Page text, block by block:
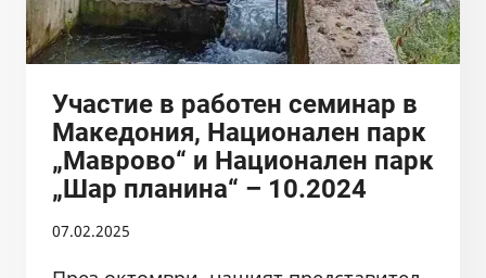
Участие в работен семинар в
Македония, Национален парк
„Маврово“ и Национален парк
„Шар планина“ – 10.2024
07.02.2025